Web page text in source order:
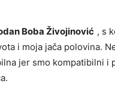
Boba Živojinović , s
i moja jača polovina.
jer smo kompatibilni i